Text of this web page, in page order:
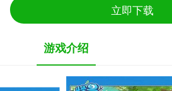
立即下载
游戏介绍